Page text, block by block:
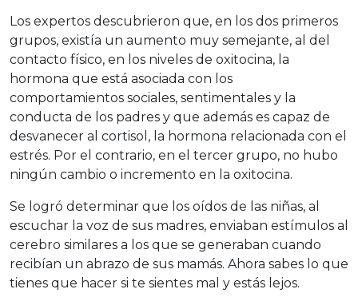
Los expertos descubrieron que, en los dos primeros
grupos, existía un aumento muy semejante, al del
contacto físico, en los niveles de oxitocina, la
hormona que está asociada con los
comportamientos sociales, sentimentales y la
conducta de los padres y que además es capaz de
desvanecer al cortisol, la hormona relacionada con el
estrés. Por el contrario, en el tercer grupo, no hubo
ningún cambio o incremento en la oxitocina.
Se logró determinar que los oídos de las niñas, al
escuchar la voz de sus madres, enviaban estímulos al
cerebro similares a los que se generaban cuando
recibían un abrazo de sus mamás. Ahora sabes lo que
tienes que hacer si te sientes mal y estás lejos.